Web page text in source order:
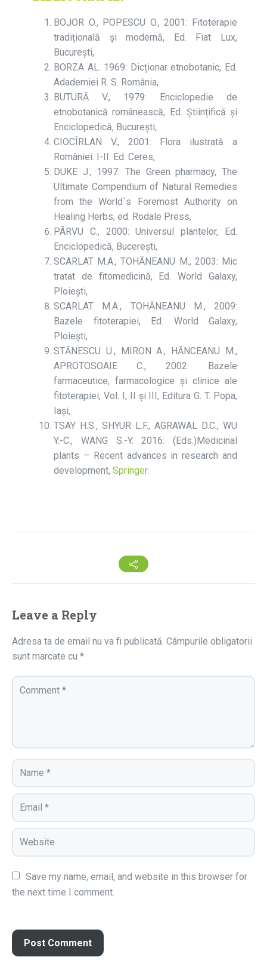
BOJOR O., POPESCU O., 2001: Fitoterapie
tradițională și modernă, Ed. Fiat Lux,
București,
BORZA AL. 1969: Dicționar etnobotanic, Ed.
Adademiei R. S. România,
BUTURĂ V., 1979: Enciclopedie de
etnobotanică românească, Ed. Științifică și
Enciclopedică, București,
CIOCÎRLAN V., 2001: Flora ilustrată a
României. I-II. Ed. Ceres,
DUKE J., 1997: The Green pharmacy, The
Ultimate Compendium of Natural Remedies
from the World`s Foremost Authority on
Healing Herbs, ed. Rodale Press,
PÂRVU C., 2000: Universul plantelor, Ed.
Enciclopedică, Bucerești,
SCARLAT M.A., TOHĂNEANU M., 2003: Mic
tratat de fitomedicină, Ed. World Galaxy,
Ploiești,
SCARLAT M.A., TOHĂNEANU M., 2009:
Bazele fitoterapiei, Ed. World Galaxy,
Ploiești,
STĂNESCU U., MIRON A., HĂNCEANU M.,
APROTOSOAIE C., 2002: Bazele
farmaceutice, farmacologice și clinice ale
fitoterapiei, Vol. I, II și III, Editura G. T. Popa,
Iași,
TSAY H.S., SHYUR L.F., AGRAWAL D.C., WU
Y.-C., WANG S.-Y. 2016: (Eds.)Medicinal
plants – Recent advances in research and
development, Springer.
Leave a Reply
Adresa ta de email nu va fi publicată. Câmpurile obligatorii
sunt marcate cu *
Save my name, email, and website in this browser for
the next time I comment.